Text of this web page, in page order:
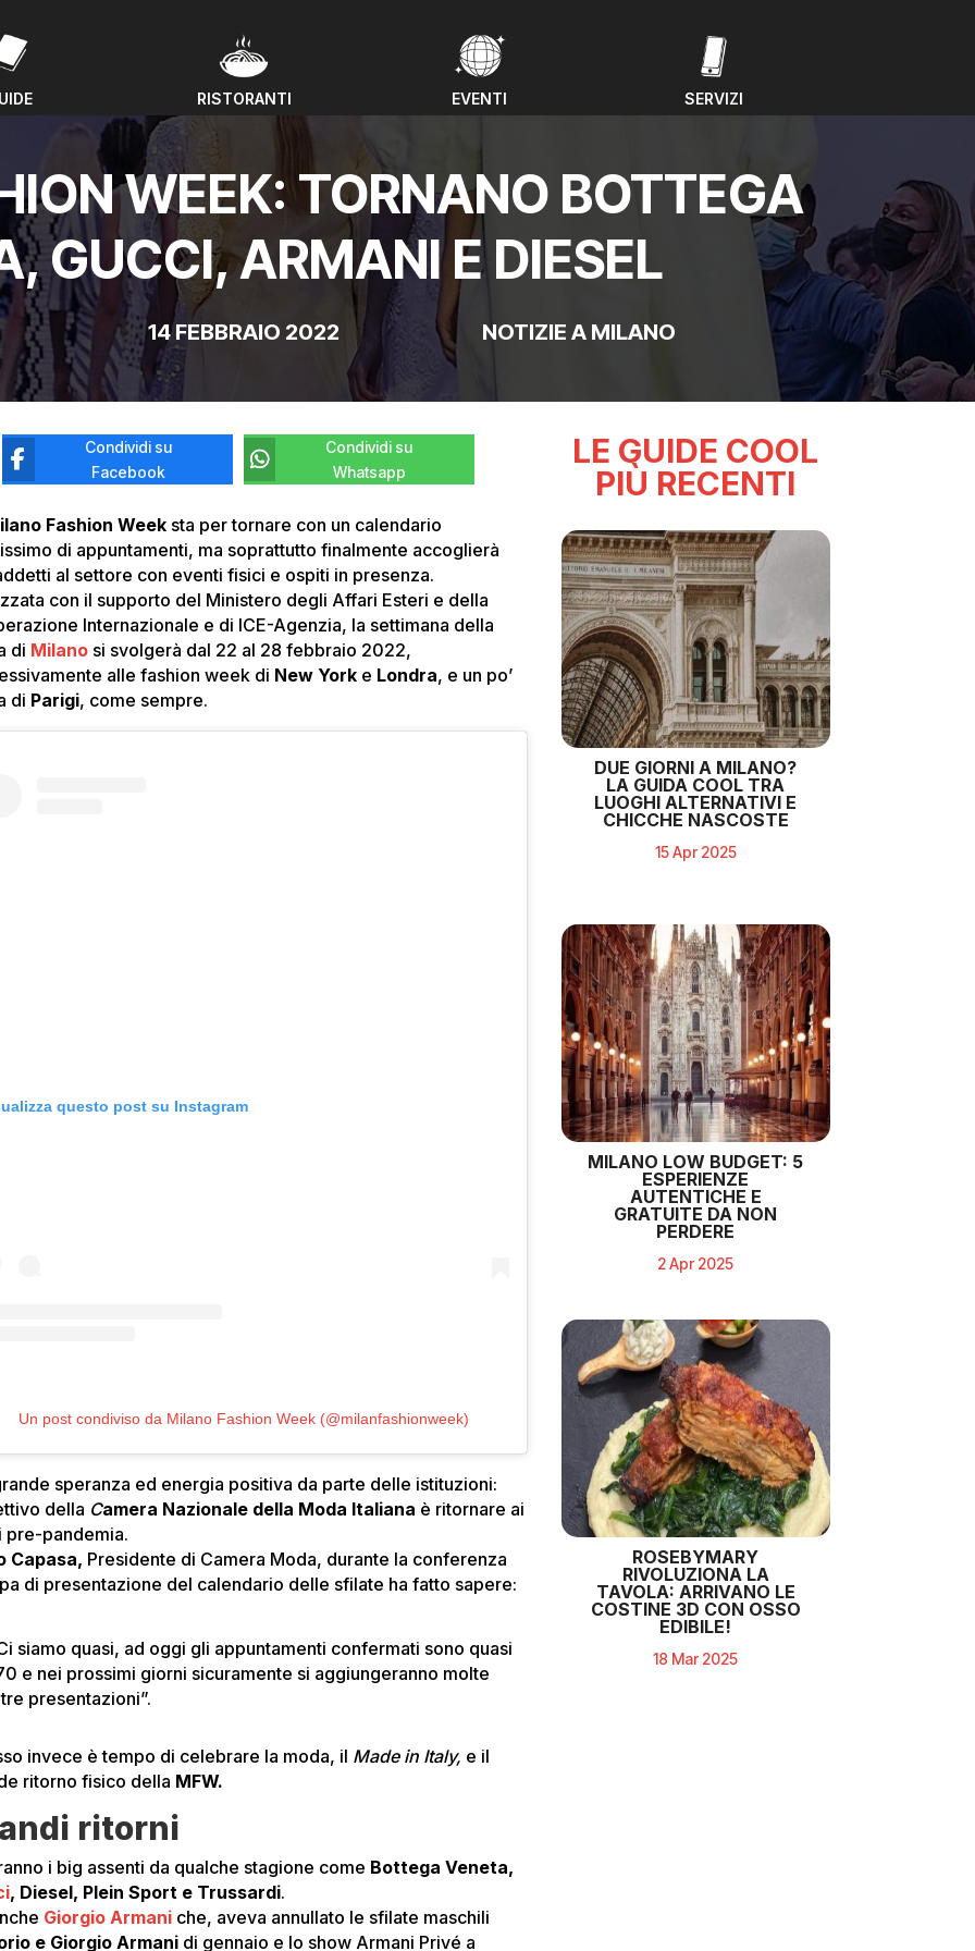
RISTORANTI EVENTI SERVIZI
WEEK: TORNANO BOTTEGA
GUCCI, ARMANI E DIESEL
14 FEBBRAIO 2022 NOTIZIE A MILANO
Condividi su
Facebook
Condividi su
Whatsapp
Fashion Week sta per tornare con un calendario
di appuntamenti, ma soprattutto finalmente accoglierà
al settore con eventi fisici e ospiti in presenza.
con il supporto del Ministero degli Affari Esteri e della
Internazionale e di ICE-Agenzia, la settimana della
di Milano si svolgerà dal 22 al 28 febbraio 2022,
alle fashion week di New York e Londra, e un po’
di Parigi, come sempre.
questo post su Instagram
Un post condiviso da Milano Fashion Week (@milanfashionweek)
speranza ed energia positiva da parte delle istituzioni:
della Camera Nazionale della Moda Italiana è ritornare ai
pre-pandemia.
Capasa, Presidente di Camera Moda, durante la conferenza
di presentazione del calendario delle sfilate ha fatto sapere:
siamo quasi, ad oggi gli appuntamenti confermati sono quasi
e nei prossimi giorni sicuramente si aggiungeranno molte
presentazioni”.
invece è tempo di celebrare la moda, il Made in Italy, e il
ritorno fisico della MFW.
ritorni
i big assenti da qualche stagione come Bottega Veneta,
, Diesel, Plein Sport e Trussardi.
Giorgio Armani che, aveva annullato le sfilate maschili
e Giorgio Armani di gennaio e lo show Armani Privé a
LE GUIDE COOL
PIÙ RECENTI
DUE GIORNI A MILANO?
LA GUIDA COOL TRA
LUOGHI ALTERNATIVI E
CHICCHE NASCOSTE
15 Apr 2025
MILANO LOW BUDGET: 5
ESPERIENZE
AUTENTICHE E
GRATUITE DA NON
PERDERE
2 Apr 2025
ROSEBYMARY
RIVOLUZIONA LA
TAVOLA: ARRIVANO LE
COSTINE 3D CON OSSO
EDIBILE!
18 Mar 2025